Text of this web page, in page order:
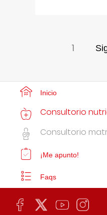
1
Inicio
Consultorio
Consultorio
¡Me apunto!
Faqs